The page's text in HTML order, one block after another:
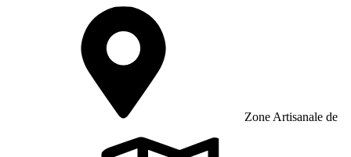
Zone Artisanale de